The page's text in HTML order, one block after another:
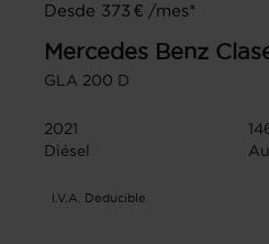
Desde 373 € /mes*
Mercedes Benz
GLA 200 D
2021
Diésel
I.V.A. Deducible